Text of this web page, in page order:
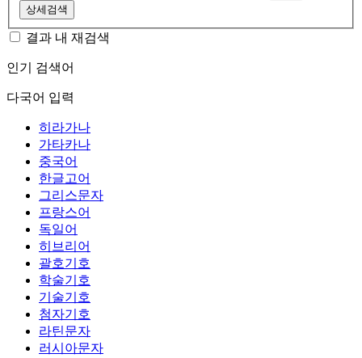
상세검색
결과 내 재검색
인기 검색어
다국어 입력
히라가나
가타카나
중국어
한글고어
그리스문자
프랑스어
독일어
히브리어
괄호기호
학술기호
기술기호
첨자기호
라틴문자
러시아문자